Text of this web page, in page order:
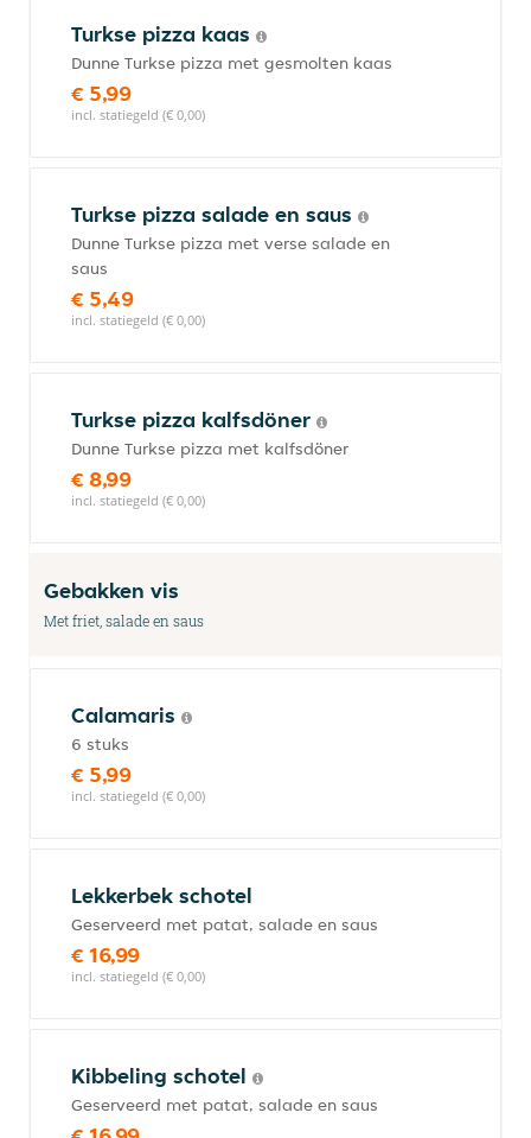
Turkse pizza kaas
Dunne Turkse pizza met gesmolten kaas
€ 5,99
incl. statiegeld (€ 0,00)
Turkse pizza salade en saus
Dunne Turkse pizza met verse salade en
saus
€ 5,49
incl. statiegeld (€ 0,00)
Turkse pizza kalfsdöner
Dunne Turkse pizza met kalfsdöner
€ 8,99
incl. statiegeld (€ 0,00)
Gebakken vis
Met friet, salade en saus
Calamaris
6 stuks
€ 5,99
incl. statiegeld (€ 0,00)
Lekkerbek schotel
Geserveerd met patat, salade en saus
€ 16,99
incl. statiegeld (€ 0,00)
Kibbeling schotel
Geserveerd met patat, salade en saus